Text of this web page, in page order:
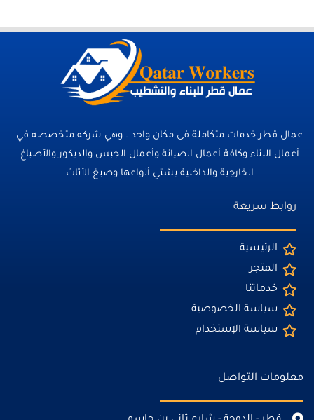
عمال قطر خدمات متكاملة فى مكان واحد . وهي شركه متخصصه في
أعمال البناء وكافة أعمال الصيانة وأعمال الجبس والديكور والأصباغ
الخارجية والداخلية بشتي أنواعها وصبغ الأثاث
روابط سريعة
الرئيسية
المتجر
خدماتنا
سياسة الخصوصية
سياسة الإستخدام
معلومات التواصل